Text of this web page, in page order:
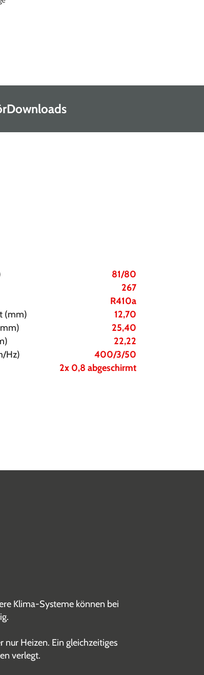
Downloads
81/80
267
R410a
(mm)
12,70
25,40
22,22
Hz)
400/3/50
2x 0,8 abgeschirmt
Klima-Systeme können bei
Heizen. Ein gleichzeitiges
verlegt.